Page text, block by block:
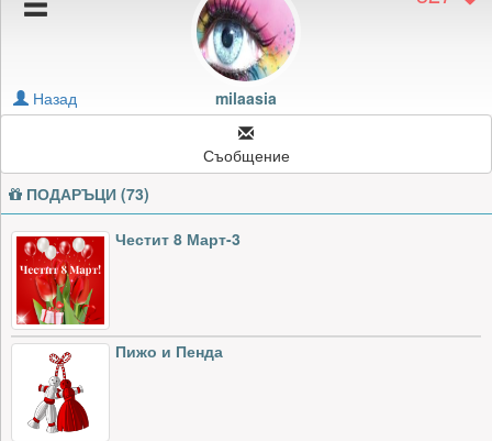
Картичките на milaasia
Блокирай milaasia milaasia
Назад
Съобщение
ПОДАРЪЦИ (73)
Честит 8 Март-3
Пижо и Пенда